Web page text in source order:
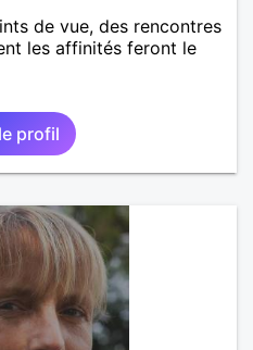
de vue, des rencontres
les affinités feront le
profil